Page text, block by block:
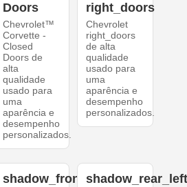
Doors
Chevrolet™
Corvette -
Closed
Doors de
alta
qualidade
usado para
uma
aparência e
desempenho
personalizados.
right_doors
Chevrolet
right_doors
de alta
qualidade
usado para
uma
aparência e
desempenho
personalizados.
shadow_front_right